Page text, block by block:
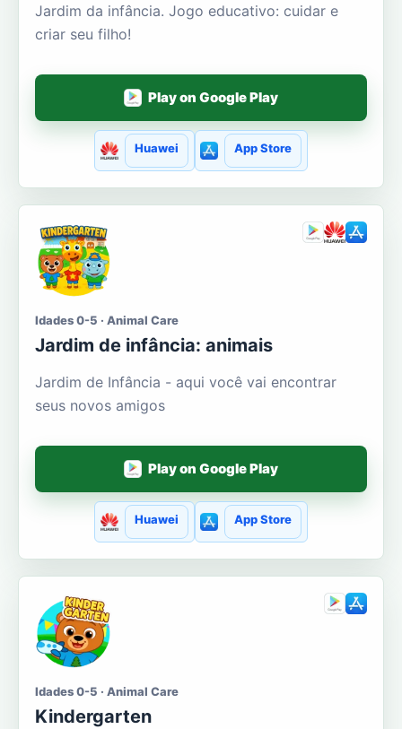
Jardim da infância. Jogo educativo: cuidar e
criar seu filho!
Play on Google Play
Huawei App Store
Idades 0-5 · Animal Care
Jardim de infância: animais
Jardim de Infância - aqui você vai encontrar
seus novos amigos
Play on Google Play
Huawei App Store
Idades 0-5 · Animal Care
Kindergarten